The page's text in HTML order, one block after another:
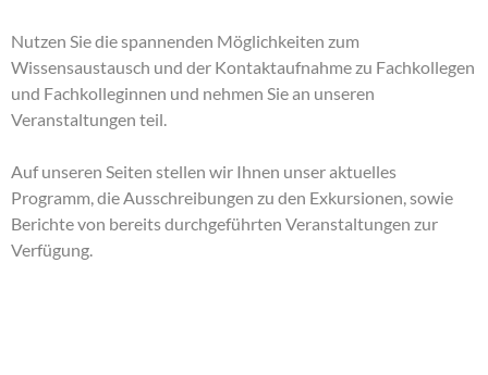
Nutzen Sie die spannenden Möglichkeiten zum
Wissensaustausch und der Kontaktaufnahme zu Fachkollegen
und Fachkolleginnen und nehmen Sie an unseren
Veranstaltungen teil.
Auf unseren Seiten stellen wir Ihnen unser aktuelles
Programm, die Ausschreibungen zu den Exkursionen, sowie
Berichte von bereits durchgeführten Veranstaltungen zur
Verfügung.